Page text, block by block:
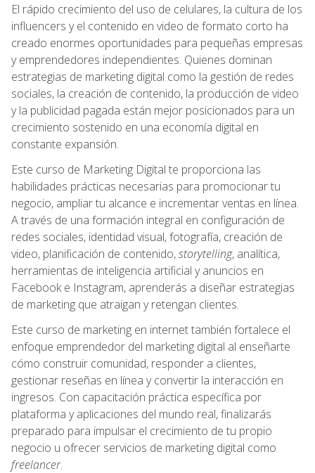
El rápido crecimiento del uso de celulares, la cultura de los
influencers y el contenido en video de formato corto ha
creado enormes oportunidades para pequeñas empresas
y emprendedores independientes. Quienes dominan
estrategias de marketing digital como la gestión de redes
sociales, la creación de contenido, la producción de video
y la publicidad pagada están mejor posicionados para un
crecimiento sostenido en una economía digital en
constante expansión.
Este curso de Marketing Digital te proporciona las
habilidades prácticas necesarias para promocionar tu
negocio, ampliar tu alcance e incrementar ventas en línea.
A través de una formación integral en configuración de
redes sociales, identidad visual, fotografía, creación de
video, planificación de contenido,storytelling, analítica,
herramientas de inteligencia artificial y anuncios en
Facebook e Instagram, aprenderás a diseñar estrategias
de marketing que atraigan y retengan clientes.
Este curso de marketing en internet también fortalece el
enfoque emprendedor del marketing digital al enseñarte
cómo construir comunidad, responder a clientes,
gestionar reseñas en línea y convertir la interacción en
ingresos. Con capacitación práctica específica por
plataforma y aplicaciones del mundo real, finalizarás
preparado para impulsar el crecimiento de tu propio
negocio u ofrecer servicios de marketing digital como
freelancer.